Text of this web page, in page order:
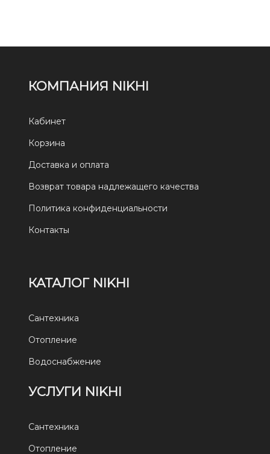
КОМПАНИЯ NIKHI
Кабинет
Корзина
Доставка и оплата
Возврат товара надлежащего качества
Политика конфиденциальности
Контакты
КАТАЛОГ NIKHI
Сантехника
Отопление
Водоснабжение
УСЛУГИ NIKHI
Сантехника
Отопление